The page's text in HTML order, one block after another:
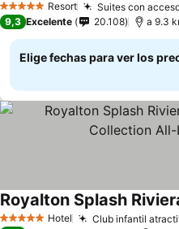
5 Estrellas Resort Suites con
9,3 Excelente 20.108
Elige fechas para ver los
5 Estrellas Hotel Club infantil